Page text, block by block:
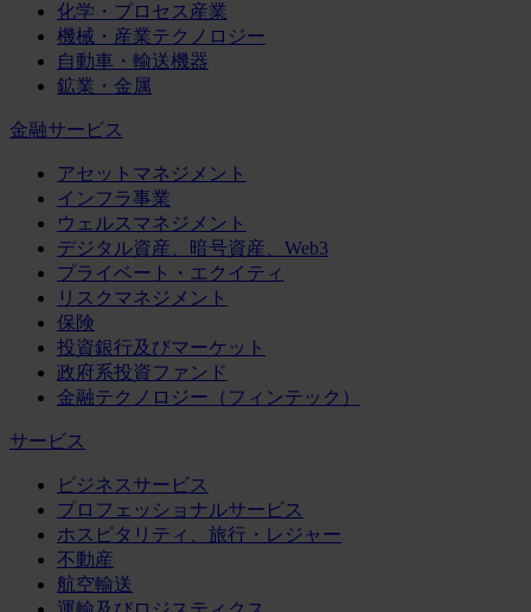
化学・プロセス産業
機械・産業テクノロジー
自動車・輸送機器
鉱業・金属
金融サービス
アセットマネジメント
インフラ事業
ウェルスマネジメント
デジタル資産、暗号資産、Web3
プライベート・エクイティ
リスクマネジメント
保険
投資銀行及びマーケット
政府系投資ファンド
金融テクノロジー（フィンテック）
サービス
ビジネスサービス
プロフェッショナルサービス
ホスピタリティ、旅行・レジャー
不動産
航空輸送